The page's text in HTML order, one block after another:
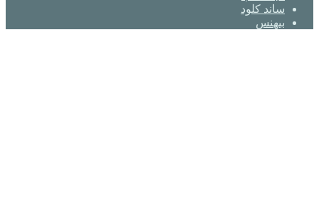
ساند کلود
بیهنس